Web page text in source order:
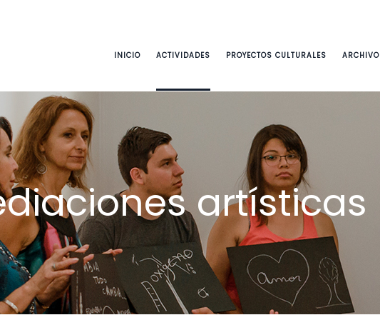
INICIO ACTIVIDADES PROYECTOS CULTURALES ARCHIVO
artísticas